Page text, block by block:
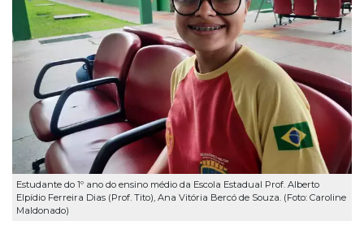
Estudante do 1º ano do ensino médio da Escola Estadual Prof. Alberto
Elpídio Ferreira Dias (Prof. Tito), Ana Vitória Bercó de Souza. (Foto: Caroline
Maldonado)